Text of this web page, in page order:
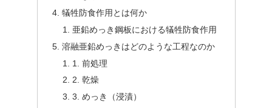
犠牲防食作用とは何か
亜鉛めっき鋼板における犠牲防食作用
溶融亜鉛めっきはどのような工程なのか
1. 前処理
2. 乾燥
3. めっき（浸漬）